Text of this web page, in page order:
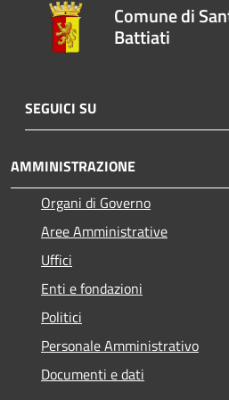
Comune di
Battiati
SEGUICI SU
AMMINISTRAZIONE
Organi di Governo
Aree Amministrative
Uffici
Enti e fondazioni
Politici
Personale Amministrativo
Documenti e dati